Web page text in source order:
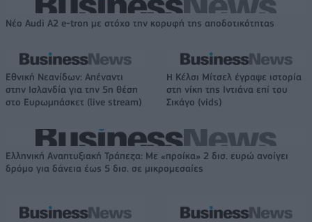
Νέο Audi A2 e-tron με στόχο την κορυφή της αποδοτικότητας
Εθνική Νεανίδων: Απέναντι
στην Ισλανδία για την 5η θέση
στο Ευρωμπάσκετ (live stream)
Η Κέλσι Μίτσελ έγραψε ιστορία
στη νίκη της Ιντιάνα επί του
Σικάγο (vids)
Ελληνική Αναπτυξιακή Τράπεζα: Με «προίκα» 2 δισ. ευρώ ανοίγει
δρόμο για δάνεια έως 5 δισ. σε μικρομεσαίες